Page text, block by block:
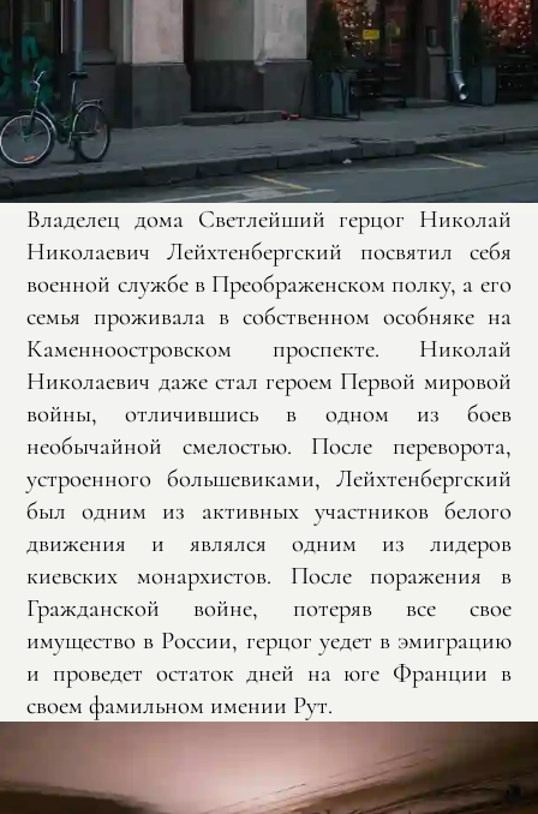
Владелец дома Светлейший герцог Николай
Николаевич Лейхтенбергский посвятил себя
военной службе в Преображенском полку, а его
семья проживала в собственном особняке на
Каменноостровском проспекте. Николай
Николаевич даже стал героем Первой мировой
войны, отличившись в одном из боев
необычайной смелостью. После переворота,
устроенного большевиками, Лейхтенбергский
был одним из активных участников белого
движения и являлся одним из лидеров
киевских монархистов. После поражения в
Гражданской войне, потеряв все свое
имущество в России, герцог уедет в эмиграцию
и проведет остаток дней на юге Франции в
своем фамильном имении Рут.